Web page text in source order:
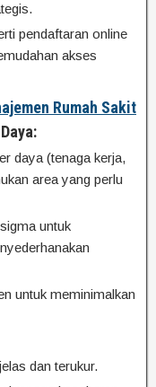
pendaftaran online
akses
Rumah Sakit
daya (tenaga kerja,
area yang perlu
untuk
untuk meminimalkan
dan terukur.